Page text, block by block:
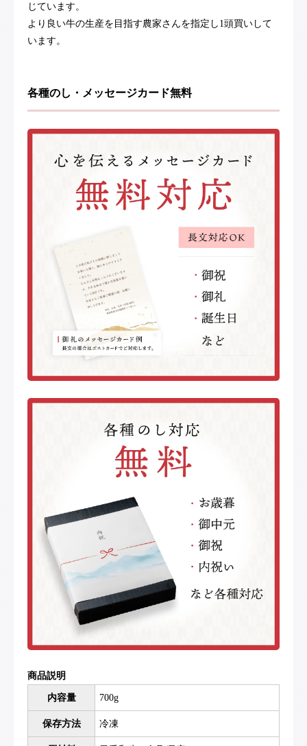
じています。
より良い牛の生産を目指す農家さんを指定し1頭買いして
います。
各種のし・メッセージカード無料
商品説明
内容量 700g
保存方法 冷凍